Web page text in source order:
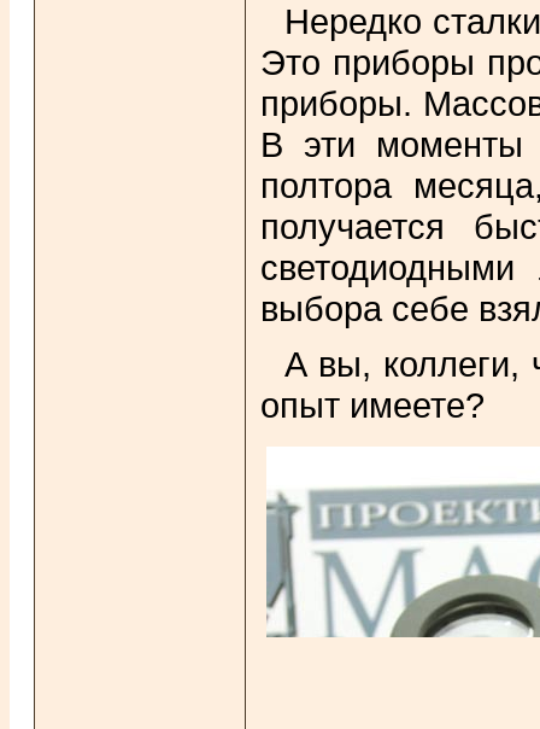
Нередко
Это приборы
приборы.
В эти моменты
полтора
получается
выбора себе
А вы, коллеги,
опыт имеете?